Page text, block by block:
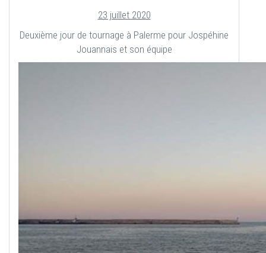
23 juillet 2020
Deuxième jour de tournage à Palerme pour Jospéhine
Jouannais et son équipe